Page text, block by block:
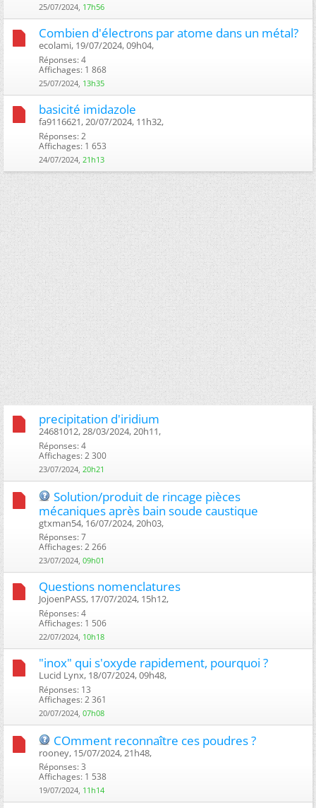
25/07/2024, 17h56
Combien d'électrons par atome dans un métal?
ecolami, 19/07/2024, 09h04, ‎
Réponses: 4
Affichages: 1 868
25/07/2024, 13h35
basicité imidazole
fa9116621, 20/07/2024, 11h32, ‎
Réponses: 2
Affichages: 1 653
24/07/2024, 21h13
precipitation d'iridium
24681012, 28/03/2024, 20h11, ‎
Réponses: 4
Affichages: 2 300
23/07/2024, 20h21
Solution/produit de rincage pièces
mécaniques après bain soude caustique
gtxman54, 16/07/2024, 20h03, ‎
Réponses: 7
Affichages: 2 266
23/07/2024, 09h01
Questions nomenclatures
JojoenPASS, 17/07/2024, 15h12, ‎
Réponses: 4
Affichages: 1 506
22/07/2024, 10h18
"inox" qui s'oxyde rapidement, pourquoi ?
Lucid Lynx, 18/07/2024, 09h48, ‎
Réponses: 13
Affichages: 2 361
20/07/2024, 07h08
COmment reconnaître ces poudres ?
rooney, 15/07/2024, 21h48, ‎
Réponses: 3
Affichages: 1 538
19/07/2024, 11h14